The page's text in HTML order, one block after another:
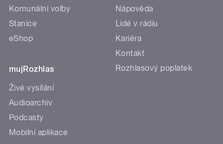
Komunální volby
Stanice
eShop
mujRozhlas
Živé vysílání
Audioarchiv
Podcasty
Mobilní aplikace
Nápověda
Lidé v rádiu
Kariéra
Kontakt
Rozhlasový poplatek